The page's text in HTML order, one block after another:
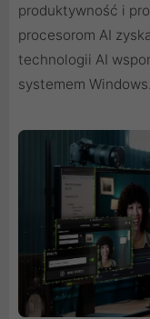
produktywność i
procesorom AI
technologii AI
systemem Windows.